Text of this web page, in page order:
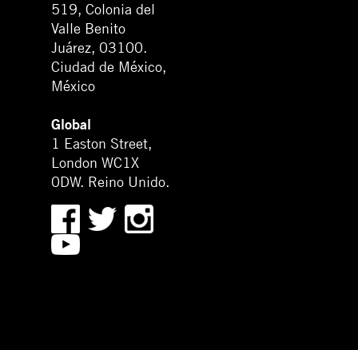
519, Colonia del
Valle Benito
Juárez, 03100.
Ciudad de México,
México
Global
1 Easton Street,
London WC1X
0DW. Reino Unido.